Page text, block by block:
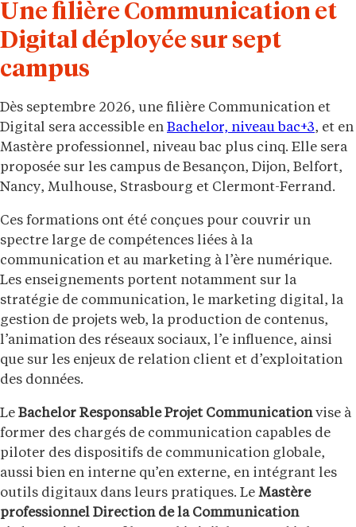
Une filière Communication et
Digital déployée sur sept
campus
Dès septembre 2026, une filière Communication et
Digital sera accessible en Bachelor, niveau bac+3, et en
Mastère professionnel, niveau bac plus cinq. Elle sera
proposée sur les campus de Besançon, Dijon, Belfort,
Nancy, Mulhouse, Strasbourg et Clermont-Ferrand.
Ces formations ont été conçues pour couvrir un
spectre large de compétences liées à la
communication et au marketing à l’ère numérique.
Les enseignements portent notamment sur la
stratégie de communication, le marketing digital, la
gestion de projets web, la production de contenus,
l’animation des réseaux sociaux, l’e influence, ainsi
que sur les enjeux de relation client et d’exploitation
des données.
Le Bachelor Responsable Projet Communicationvise à
former des chargés de communication capables de
piloter des dispositifs de communication globale,
aussi bien en interne qu’en externe, en intégrant les
outils digitaux dans leurs pratiques. Le Mastère
professionnel Direction de la Communication